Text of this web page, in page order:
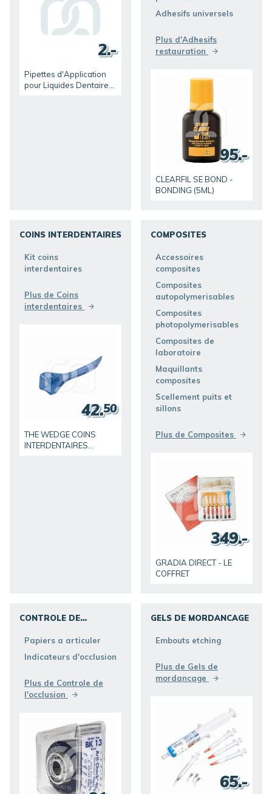
Pipettes d'Application
pour Liquides Dentaires
2.-
Adhesifs universels
Plus d'Adhesifs
restauration
CLEARFIL SE BOND -
BONDING (5ML)
95.-
COINS INTERDENTAIRES
Kit coins
interdentaires
Plus de Coins
interdentaires
THE WEDGE COINS
INTERDENTAIRES
42.50
COMPOSITES
Accessoires
composites
Composites
autopolymerisables
Composites
photopolymerisables
Composites de
laboratoire
Maquillants
composites
Scellement puits et
sillons
Plus de Composites
GRADIA DIRECT - LE
COFFRET
349.-
CONTROLE DE
Papiers a articuler
Indicateurs d'occlusion
Plus de Controle de
l'occlusion
GELS DE MORDANCAGE
Embouts etching
Plus de Gels de
mordancage
65.-